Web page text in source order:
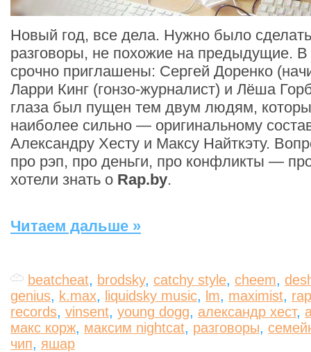
Новый год, все дела. Нужно было сделать
разговоры, не похожие на предыдущие.
срочно приглашены: Сергей Доренко
Ларри Кинг (гонзо-журналист) и Лёша
глаза был пущен тем двум людям,
наиболее сильно — оригинальному
Александру Хесту и Максу Найткэту.
про рэп, про деньги, про конфликты —
хотели знать о Rap.by.
Читаем дальше »
beatcheat, brodsky, catchy style, cheem,
genius, k.max, liquidsky music, lm, maximist,
records, vinsent, young dogg, александр хест,
макс корж, максим nightcat, разговоры,
чип, яшар